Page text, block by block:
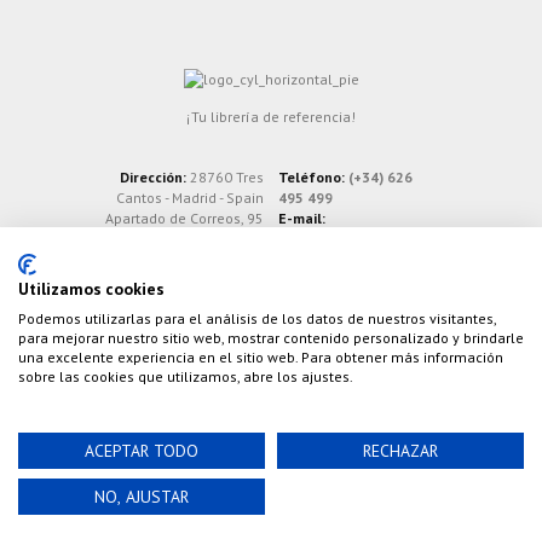
¡Tu librería de referencia!
Teléfono: (+34) 626
495 499
E-mail:
Dirección: 28760 Tres
Cantos - Madrid - Spain
Apartado de Correos, 95
Powered by©Nao Grupo de Comunicación, S.L.
2020 Cazaylibros.com ¡Todo Un Tiro!, todos los
derechos reservados.
Utilizamos cookies
Podemos utilizarlas para el análisis de los datos de nuestros visitantes,
para mejorar nuestro sitio web, mostrar contenido personalizado y brindarle
una excelente experiencia en el sitio web. Para obtener más información
sobre las cookies que utilizamos, abre los ajustes.
ACEPTAR TODO RECHAZAR
NO, AJUSTAR